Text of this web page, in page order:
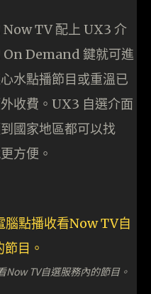
Now TV 配上 UX3 介
On Demand 鍵就可進
水點播節目或重溫已
收費。UX3 自選介面
國家地區都可以找
方便。
TV自選服務內的節目。